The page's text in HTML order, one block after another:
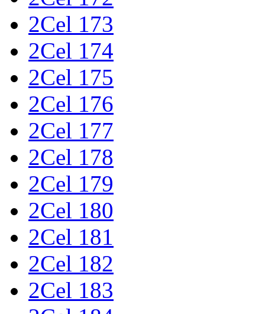
2Cel 173
2Cel 174
2Cel 175
2Cel 176
2Cel 177
2Cel 178
2Cel 179
2Cel 180
2Cel 181
2Cel 182
2Cel 183